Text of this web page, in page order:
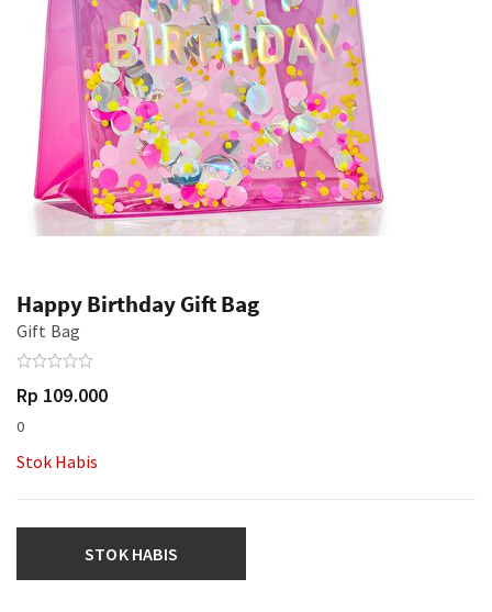
Happy Birthday Gift Bag
Gift Bag
Rp 109.000
0
Stok Habis
STOK HABIS